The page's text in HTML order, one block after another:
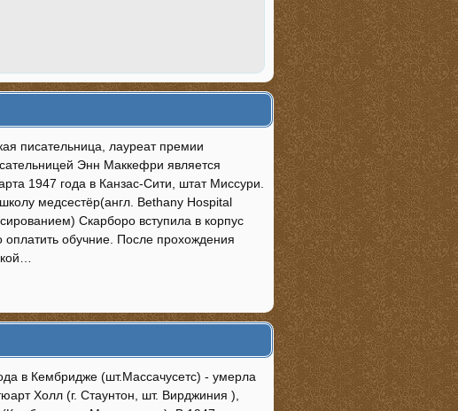
писательница, лауреат премии
Энн Маккефри является
1947 года в Канзас-Сити, штат Миссури.
медсестёр(англ. Bethany Hospital
Скарборо вступила в корпус
обучние. После прохождения
в Кембридже (шт.Массачусетс) - умерла
Холл (г. Стаунтон, шт. Вирджиния ),